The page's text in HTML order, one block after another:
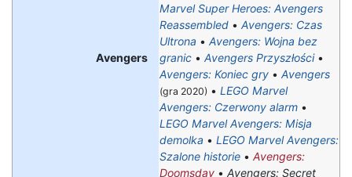
Avengers
Marvel Super Heroes: Avengers
Reassembled • Avengers: Czas
Ultrona • Avengers: Wojna bez
granic • Avengers Przyszłości•
Avengers: Koniec gry • Avengers
(gra 2020) • LEGO Marvel
Avengers: Czerwony alarm •
LEGO Marvel Avengers: Misja
demolka • LEGO Marvel Avengers:
Szalone historie • Avengers:
Doomsday • Avengers: Secret